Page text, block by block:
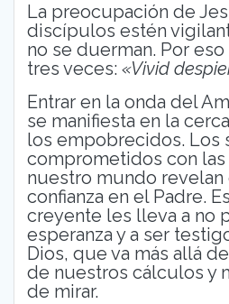
La preocupación de
discípulos estén
no se duerman. Por
tres veces: «Vivid
Entrar en la onda del
se manifiesta en la
los empobrecidos. Los
comprometidos con
nuestro mundo revelan
confianza en el Padre.
creyente les lleva a no
esperanza y a ser
Dios, que va más allá
de nuestros cálculos y
de mirar.